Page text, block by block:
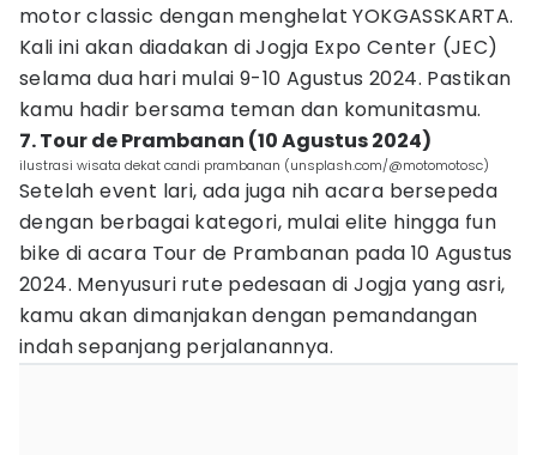
motor classic dengan menghelat YOKGASSKARTA.
Kali ini akan diadakan di Jogja Expo Center (JEC)
selama dua hari mulai 9-10 Agustus 2024. Pastikan
kamu hadir bersama teman dan komunitasmu.
7. Tour de Prambanan (10 Agustus 2024)
ilustrasi wisata dekat candi prambanan (unsplash.com/@motomotosc)
Setelah event lari, ada juga nih acara bersepeda
dengan berbagai kategori, mulai elite hingga fun
bike di acara Tour de Prambanan pada 10 Agustus
2024. Menyusuri rute pedesaan di Jogja yang asri,
kamu akan dimanjakan dengan pemandangan
indah sepanjang perjalanannya.